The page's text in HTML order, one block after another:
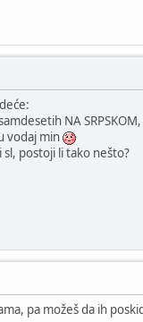
NA
vodaj min
postoji li tako nešto?
pa možeš da ih